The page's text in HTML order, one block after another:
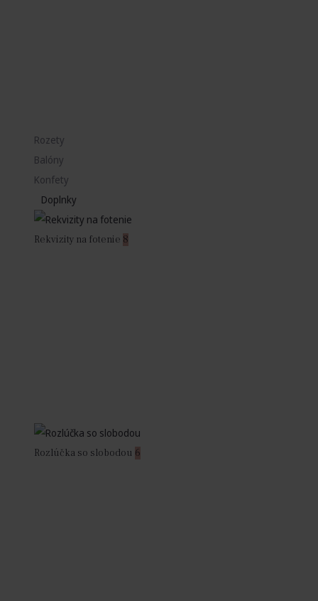
Rozety
Balóny
Konfety
Doplnky
Rekvizity na fotenie 8
Rozlúčka so slobodou 6